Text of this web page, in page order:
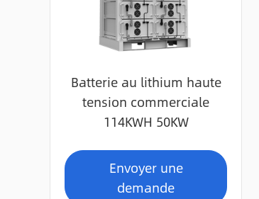
Batterie au lithium haute
tension commerciale
114KWH 50KW
Envoyer une
demande